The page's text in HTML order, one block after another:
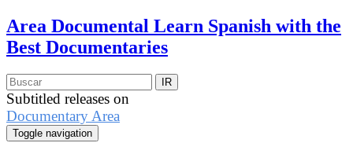
Area Documental Learn Spanish with the
Best Documentaries
Subtitled releases on
Documentary Area
Toggle navigation